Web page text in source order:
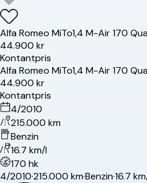
Alfa Romeo MiTo1,4 M-Air 170
44.900 kr
Kontantpris
Alfa Romeo MiTo1,4 M-Air 170
44.900 kr
Kontantpris
4/2010
215.000 km
Benzin
16.7 km/l
170 hk
4/2010·215.000 km·Benzin·16.7